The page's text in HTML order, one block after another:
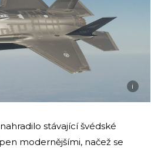
i
stávající švédské
modernějšími, načež se